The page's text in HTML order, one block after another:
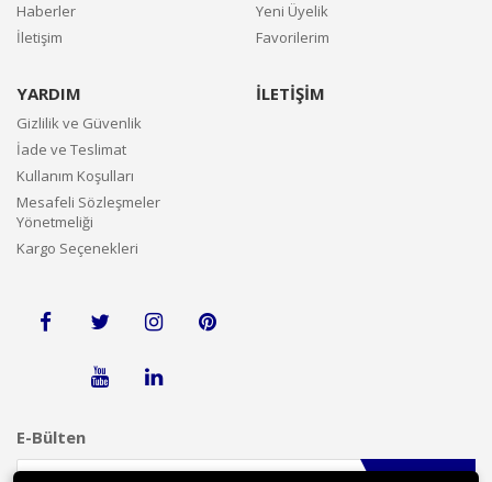
Haberler
İletişim
Yeni Üyelik
Favorilerim
YARDIM
Gizlilik ve Güvenlik
İade ve Teslimat
Kullanım Koşulları
Mesafeli Sözleşmeler
Yönetmeliği
Kargo Seçenekleri
İLETİŞİM
E-Bülten